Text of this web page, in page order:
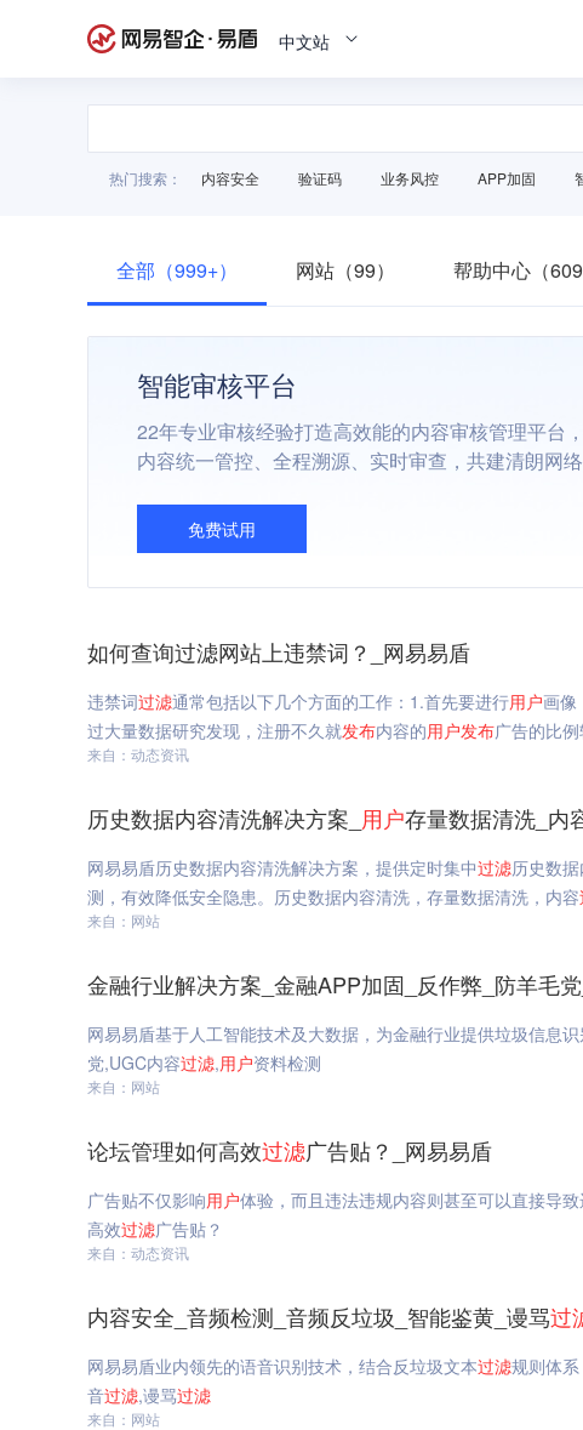
中文站
热门搜索： 内容安全 验证码 业务风控 APP加固
全部（999+） 网站（99） 帮助中心（609
智能审核平台
22年专业审核经验打造高效能的内容审核管理平台
内容统一管控、全程溯源、实时审查，共建清朗网
免费试用
如何查询过滤网站上违禁词？_网易易盾
违禁词过滤通常包括以下几个方面的工作：1.首先要进行用户画像
过大量数据研究发现，注册不久就发布内容的用户发布广告的比
来自：动态资讯
历史数据内容清洗解决方案_ 用户存量数据清洗_内
网易易盾历史数据内容清洗解决方案，提供定时集中过滤历史数
测，有效降低安全隐患。历史数据内容清洗，存量数据清洗，内容
来自：网站
金融行业解决方案_金融APP加固_反作弊_防羊毛
网易易盾基于人工智能技术及大数据，为金融行业提供垃圾信息
党,UGC内容过滤,用户资料检测
来自：网站
论坛管理如何高效过滤广告贴？_网易易盾
广告贴不仅影响用户体验，而且违法违规内容则甚至可以直接导
高效过滤广告贴？
来自：动态资讯
内容安全_音频检测_音频反垃圾_智能鉴黄_谩骂过
网易易盾业内领先的语音识别技术，结合反垃圾文本过滤规则体
音过滤,谩骂过滤
来自：网站